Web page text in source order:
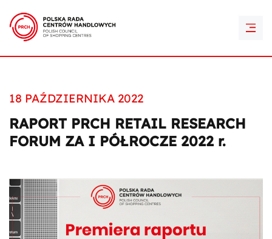
18 PAŹDZIERNIKA 2022
RAPORT PRCH RETAIL RESEARCH
FORUM ZA I PÓŁROCZE 2022 r.